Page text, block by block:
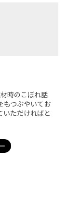
時のこぼれ話
もつぶやいてお
いただければと